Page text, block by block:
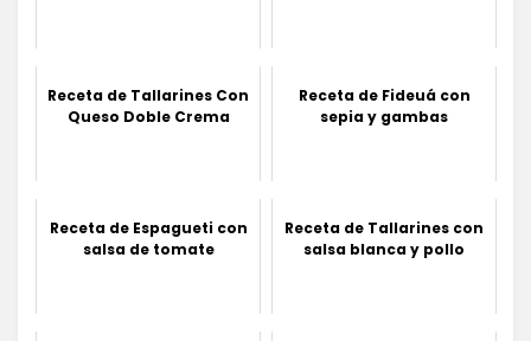
Receta de Tallarines Con
Queso Doble Crema
Receta de Fideuá con
sepia y gambas
Receta de Espagueti con
salsa de tomate
Receta de Tallarines con
salsa blanca y pollo